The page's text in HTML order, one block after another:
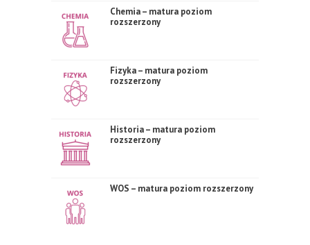
Chemia – matura poziom
rozszerzony
Fizyka – matura poziom
rozszerzony
Historia – matura poziom
rozszerzony
WOS – matura poziom rozszerzony